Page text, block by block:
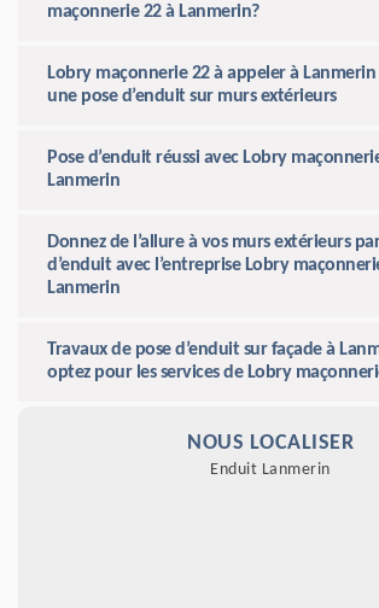
maçonnerie 22 à Lanmerin?
Lobry maçonnerie 22 à appeler à
une pose d’enduit sur murs extérieurs
Pose d’enduit réussi avec Lobry
Lanmerin
Donnez de l’allure à vos murs extérieurs
d’enduit avec l’entreprise Lobry
Lanmerin
Travaux de pose d’enduit sur façade à
optez pour les services de Lobry
NOUS LOCALISER
Enduit Lanmerin